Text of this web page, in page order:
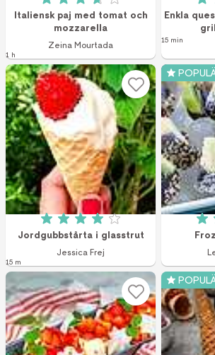
Betyg: 3.7 av 5 (104 röster)
Italiensk paj med tomat och
mozzarella
Zeina Mourtada
1 h
Enkla
15 min
Betyg: 4 av 5 (27 röster)
Jordgubbstårta i glasstrut
Jessica Frej
15 m